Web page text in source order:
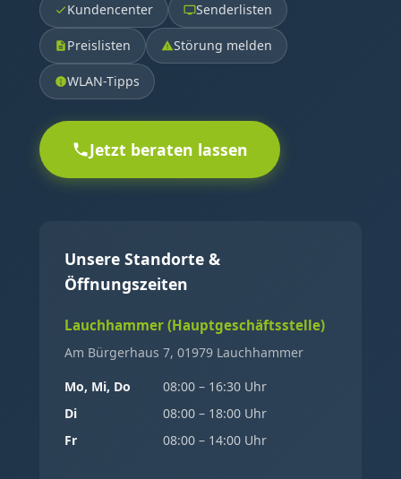
Kundencenter Senderlisten
Preislisten Störung melden
WLAN-Tipps
Jetzt beraten lassen
Unsere Standorte &
Öffnungszeiten
Lauchhammer (Hauptgeschäftsstelle)
Am Bürgerhaus 7, 01979 Lauchhammer
Mo, Mi, Do
08:00 – 16:30 Uhr
Di
08:00 – 18:00 Uhr
Fr
08:00 – 14:00 Uhr